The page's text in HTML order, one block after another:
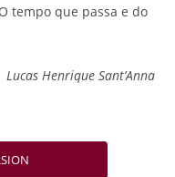
tempo que passa e do
Lucas Henrique Sant’Anna